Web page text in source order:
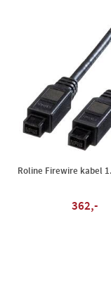
Roline Firewire kabel
362,-